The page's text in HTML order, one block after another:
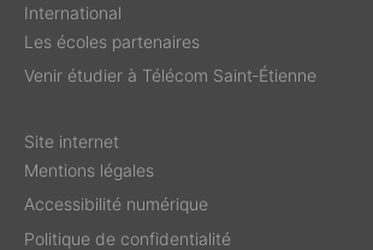
International
Les écoles partenaires
Venir étudier à Télécom Saint‑Étienne
Site internet
Mentions légales
Accessibilité numérique
Politique de confidentialité